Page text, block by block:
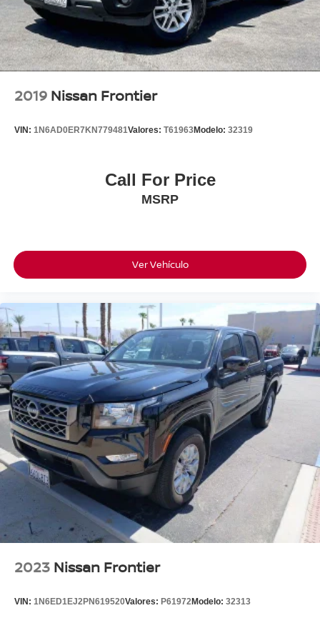
Single Stainless Steel Exhaust
31 Gal. Fuel Tank
Auto Locking Hubs
Multi-Link Front Suspension w/Coil Springs
Solid Axle Rear Suspension w/Coil Springs
2019 Nissan Frontier
VIN: 1N6AD0ER7KN779481Valores: T61963Modelo: 32319
Call For Price
MSRP
Ver Vehículo
2023 Nissan Frontier
VIN: 1N6ED1EJ2PN619520Valores: P61972Modelo: 32313